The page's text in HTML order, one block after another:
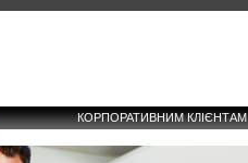
КОРПОРАТИВНИМ КЛІЄНТАМ